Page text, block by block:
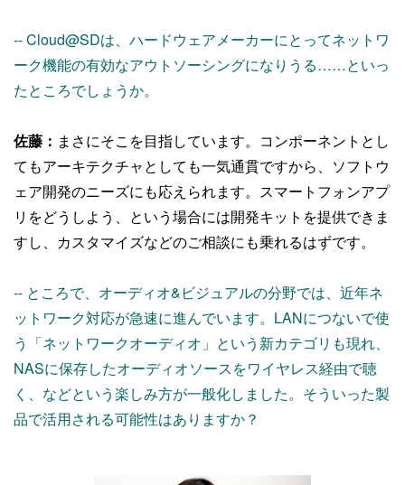
-- Cloud@SDは、ハードウェアメーカーにとってネットワ
ーク機能の有効なアウトソーシングになりうる……といっ
たところでしょうか。
佐藤： まさにそこを目指しています。コンポーネントとし
てもアーキテクチャとしても一気通貫ですから、ソフトウ
ェア開発のニーズにも応えられます。スマートフォンアプ
リをどうしよう、という場合には開発キットを提供できま
すし、カスタマイズなどのご相談にも乗れるはずです。
-- ところで、オーディオ&ビジュアルの分野では、近年ネ
ットワーク対応が急速に進んでいます。LANにつないで使
う「ネットワークオーディオ」という新カテゴリも現れ、
NASに保存したオーディオソースをワイヤレス経由で聴
く、などという楽しみ方が一般化しました。そういった製
品で活用される可能性はありますか？